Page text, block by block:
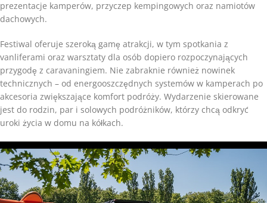
prezentacje kamperów, przyczep kempingowych oraz namiotów
dachowych.
Festiwal oferuje szeroką gamę atrakcji, w tym spotkania z
vanliferami oraz warsztaty dla osób dopiero rozpoczynających
przygodę z caravaningiem. Nie zabraknie również nowinek
technicznych – od energooszczędnych systemów w kamperach po
akcesoria zwiększające komfort podróży. Wydarzenie skierowane
jest do rodzin, par i solowych podróżników, którzy chcą odkryć
uroki życia w domu na kółkach.